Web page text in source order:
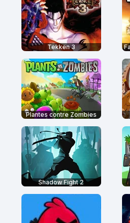
Tekken 3
Plantes contre Zombies
Shadow Fight 2